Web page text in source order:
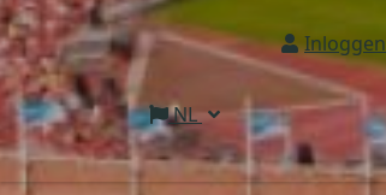
Inloggen
NL